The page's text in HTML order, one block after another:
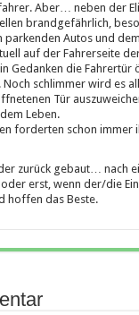
Aber… neben der
brandgefährlich,
parkenden Autos und
auf der Fahrerseite
Gedanken die
schlimmer wird es
Tür
Leben.
forderten schon immer
zurück gebaut… nach
erst, wenn der/die
hoffen das Beste.